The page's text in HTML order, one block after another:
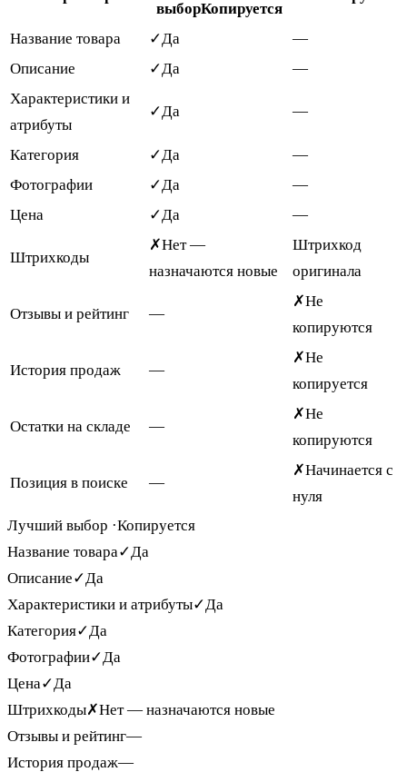
выборКопируется
Название товара ✓Да
—
Описание
✓Да
—
Характеристики и
атрибуты
✓Да —
Категория ✓Да
—
Фотографии
✓Да
—
Цена
✓Да —
Штрихкоды
✗Нет —
назначаются новые
Штрихкод
оригинала
Отзывы и рейтинг —
✗Не
копируются
История продаж —
✗Не
копируется
Остатки на складе —
✗Не
копируются
Позиция в поиске —
✗Начинается с
нуля
Лучший выбор ·Копируется
Название товара✓Да
Описание✓Да
Характеристики и атрибуты✓Да
Категория✓Да
Фотографии✓Да
Цена✓Да
Штрихкоды✗Нет — назначаются новые
Отзывы и рейтинг—
История продаж—